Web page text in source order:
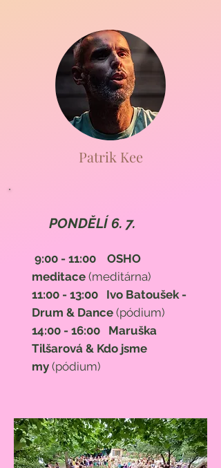
Patrik Kee
PONDĚLÍ 6. 7.
9:00 - 11:00 OSHO
meditace (meditárna)
11:00 - 13:00
Ivo Batoušek -
Drum & Dance (pódium)
14:00 - 16:00
Maruška
Tilšarová & Kdo jsme
my (pódium)